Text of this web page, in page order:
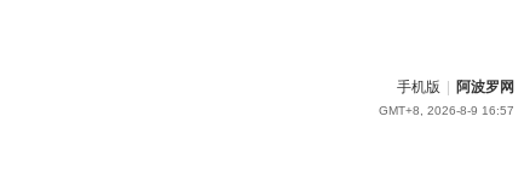
手机版 阿波罗网
GMT+8, 2026-8-9 16:57